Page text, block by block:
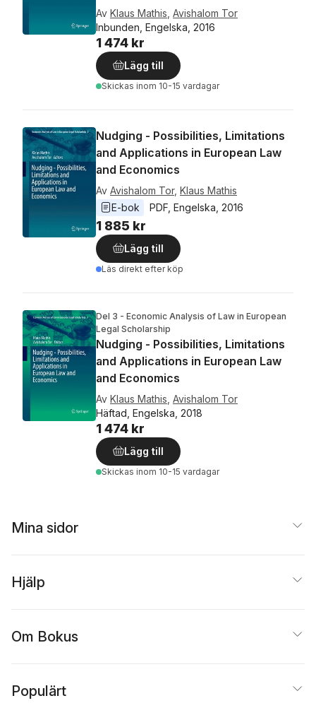
Av Klaus Mathis Avishalom Tor
Inbunden, Engelska, 2016
1 474 kr
Lägg till
Skickas inom 10-15 vardagar
Nudging - Possibilities, Limitations
and Applications in European Law
and Economics
Av Avishalom Tor, Klaus Mathis
E-bok
PDF Engelska 2016
1 885 kr
Lägg till
Läs direkt efter köp
Del 3 - Economic Analysis of Law in European
Legal Scholarship
Nudging - Possibilities, Limitations
and Applications in European Law
and Economics
Av Klaus Mathis Avishalom Tor
Häftad, Engelska, 2018
1 474 kr
Lägg till
Skickas inom 10-15 vardagar
Mina sidor
Hjälp
Om Bokus
Populärt